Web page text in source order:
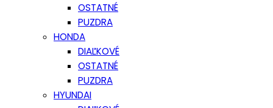
OSTATNÉ
PUZDRA
HONDA
DIAĽKOVÉ
OSTATNÉ
PUZDRA
HYUNDAI